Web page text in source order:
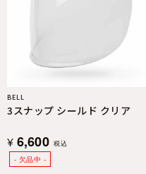
BELL
3スナップ シールド クリア
¥ 6,600 税込